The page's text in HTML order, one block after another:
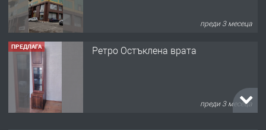
преди 3 месеца
ПРЕДЛАГА Ретро Остъклена врата
преди 3 месеца